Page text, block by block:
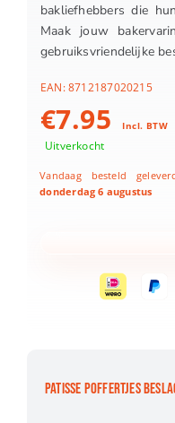
bakliefhebbers die
Maak jouw
gebruiksvriendelijke
EAN:8712187020215
€7.95 Incl. BTW
Uitverkocht
Vandaag besteld
donderdag 6 augustus
PATISSE POFFERTJES